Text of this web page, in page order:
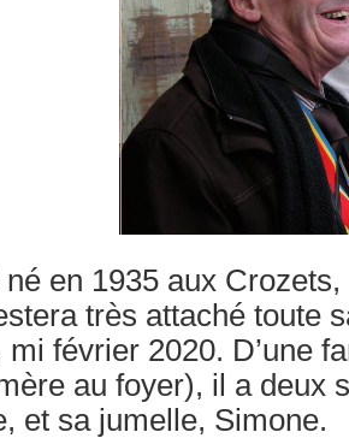
en 1935 aux
très attaché toute
mi février 2020. D’une
au foyer), il a deux
et sa jumelle, Simone.